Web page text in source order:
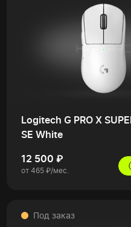
Logitech G PRO X
SE White
12 500 ₽
от 465 ₽/мес.
Под заказ